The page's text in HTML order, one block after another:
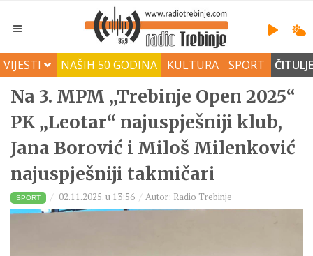
VIJESTI NAŠIH 50 GODINA KULTURA SPORT ČITULJE
Na 3. MPM „Trebinje Open 2025“
PK „Leotar“ najuspješniji klub,
Jana Borović i Miloš Milenković
najuspješniji takmičari
SPORT 02.11.2025. u 13:56 Autor: Radio Trebinje